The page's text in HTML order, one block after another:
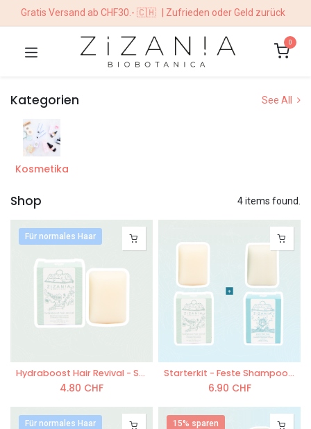
Gratis Versand ab CHF30.- 🇨🇭 | Zufrieden oder Geld zurück
0
Kategorien See All
Kosmetika
Shop 4 items found.
Für normales Haar
Hydraboost Hair Revival - Shampoo Bar 25g
4.80 CHF
Starterkit - Feste Shampoos in Reisegrösse - 1x Hydraboost, 1x Pure Hair Day
6.90 CHF
Für normales Haar 15% sparen